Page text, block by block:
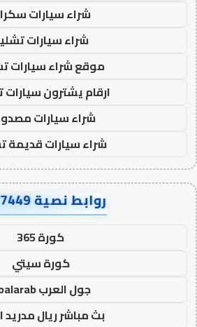
شراء سيارات
شراء سيارات
موقع شراء سيارات
ارقام يشترون
شراء سيارات
شراء سيارات قديمة
روابط نصية AA67449
كورة 365
كورة سيتي
جول العرب goalarab
بث مباشر ريال مدريد